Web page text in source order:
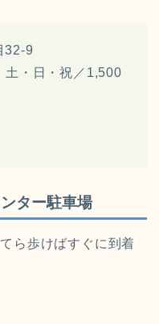
32-9
・日・祝／1,500
ター駐車場
ら歩けばすぐに到着